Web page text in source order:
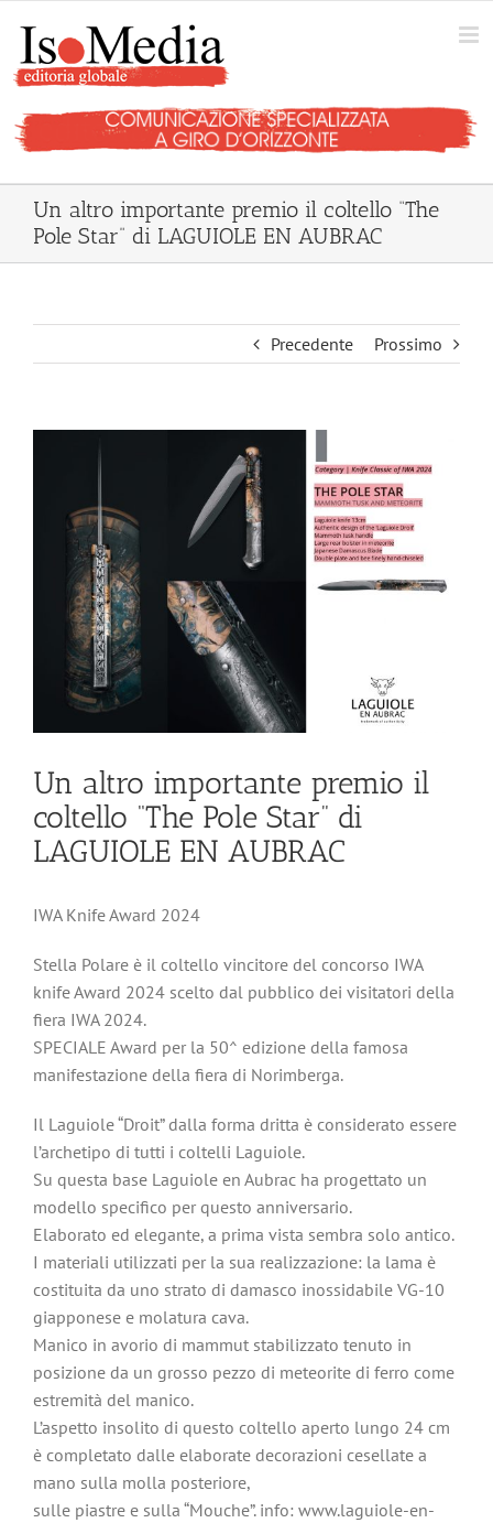
contenuto
Un altro importante premio il coltello “The
Pole Star” di LAGUIOLE EN AUBRAC
Precedente Prossimo
immagine
Un altro importante premio il
coltello “The Pole Star” di
LAGUIOLE EN AUBRAC
IWA Knife Award 2024
Stella Polare è il coltello vincitore del concorso IWA
knife Award 2024 scelto dal pubblico dei visitatori della
fiera IWA 2024.
SPECIALE Award per la 50^ edizione della famosa
manifestazione della fiera di Norimberga.
Il Laguiole “Droit” dalla forma dritta è considerato essere
l’archetipo di tutti i coltelli Laguiole.
Su questa base Laguiole en Aubrac ha progettato un
modello specifico per questo anniversario.
Elaborato ed elegante, a prima vista sembra solo antico.
I materiali utilizzati per la sua realizzazione: la lama è
costituita da uno strato di damasco inossidabile VG-10
giapponese e molatura cava.
Manico in avorio di mammut stabilizzato tenuto in
posizione da un grosso pezzo di meteorite di ferro come
estremità del manico.
L’aspetto insolito di questo coltello aperto lungo 24 cm
è completato dalle elaborate decorazioni cesellate a
mano sulla molla posteriore,
sulle piastre e sulla “Mouche”. info: www.laguiole-en-